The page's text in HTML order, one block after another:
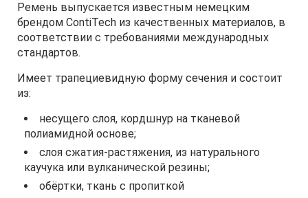
Ремень выпускается известным немецким
брендом ContiTech из качественных материалов, в
соответствии с требованиями международных
стандартов.
Имеет трапециевидную форму сечения и состоит
из:
несущего слоя, кордшнур на тканевой
полиамидной основе;
слоя сжатия-растяжения, из натурального
каучука или вулканической резины;
обёртки, ткань с пропиткой